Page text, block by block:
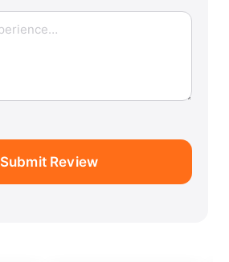
Submit Review